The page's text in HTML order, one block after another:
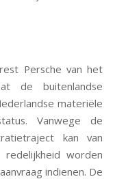
Persche van het
de buitenlandse
materiële
Vanwege de
kan van
worden
indienen. De